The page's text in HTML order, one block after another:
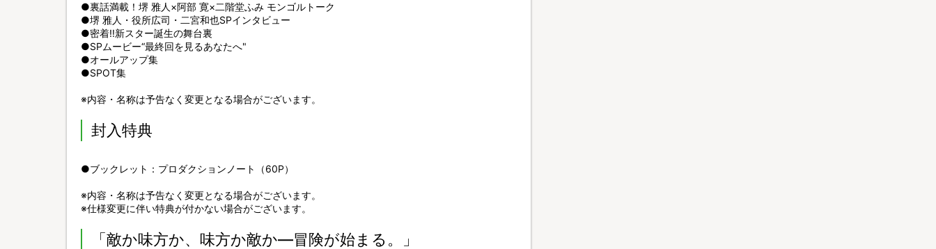
●裏話満載！堺 雅人×阿部 寛×二階堂ふみ モンゴルトーク
●堺 雅人・役所広司・二宮和也SPインタビュー
●密着!!新スター誕生の舞台裏
●SPムービー“最終回を見るあなたへ"
●オールアップ集
●SPOT集
※内容・名称は予告なく変更となる場合がございます。
封入特典
●ブックレット：プロダクションノート（60P）
※内容・名称は予告なく変更となる場合がございます。
※仕様変更に伴い特典が付かない場合がございます。
「敵か味方か、味方か敵か―冒険が始まる。」